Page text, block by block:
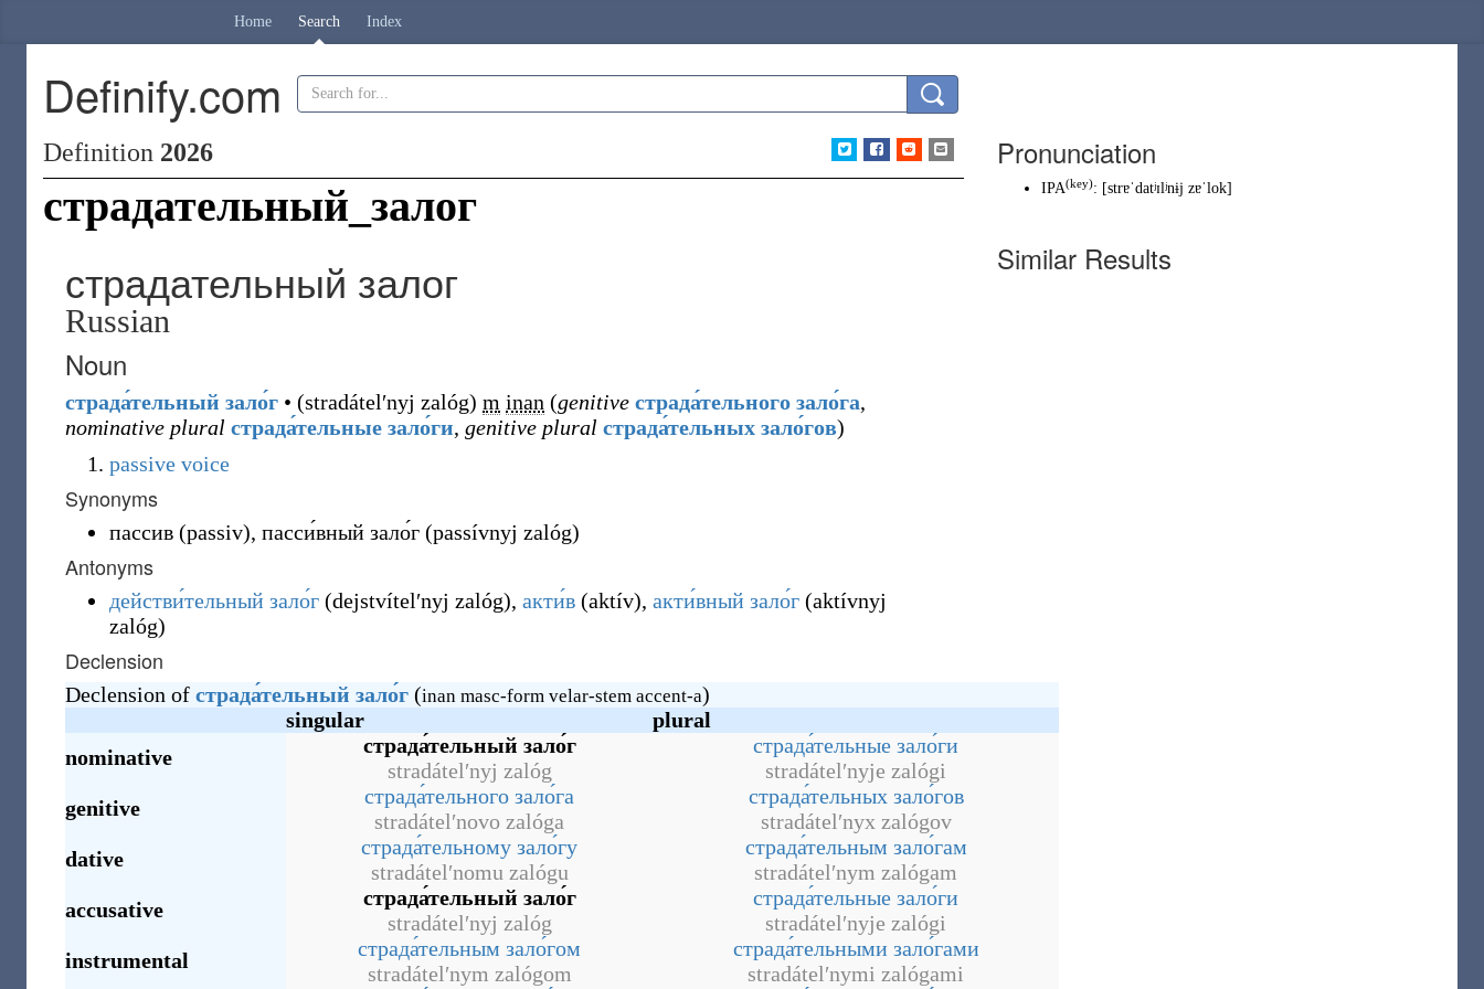
Home Search Index
Definify.com
Definition 2026
страдательный_залог
страдательный залог
Russian
Noun
страда́тельный зало́г • (stradátelʹnyj zalóg) m inan (genitive страда́тельного зало́га,
nominative plural страда́тельные зало́ги, genitive plural страда́тельных зало́гов)
passive voice
Synonyms
пассив (passiv), пасси́вный зало́г (passívnyj zalóg)
Antonyms
действи́тельный зало́г (dejstvítelʹnyj zalóg), акти́в (aktív), акти́вный зало́г (aktívnyj
zalóg)
Declension
Declension of страда́тельный зало́г (inan masc-form velar-stem accent-a)
singular
plural
nominative
страда́тельный зало́г
stradátelʹnyj zalóg
страда́тельные зало́ги
stradátelʹnyje zalógi
genitive
страда́тельного зало́га
stradátelʹnovo zalóga
страда́тельных зало́гов
stradátelʹnyx zalógov
dative
страда́тельному зало́гу
stradátelʹnomu zalógu
страда́тельным зало́гам
stradátelʹnym zalógam
accusative
страда́тельный зало́г
stradátelʹnyj zalóg
страда́тельные зало́ги
stradátelʹnyje zalógi
instrumental
страда́тельным зало́гом
stradátelʹnym zalógom
страда́тельными зало́гами
stradátelʹnymi zalógami
Pronunciation
IPA(key): [strɐˈdatʲɪlʲnɨj zɐˈlok]
Similar Results